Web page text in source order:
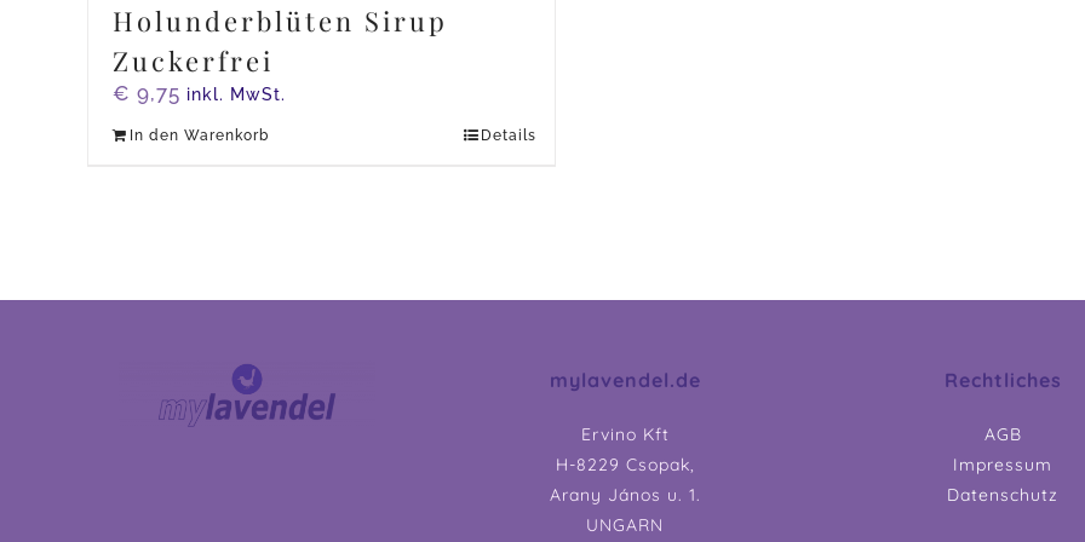
Holunderblüten Sirup
Zuckerfrei
€ 9,75 inkl. MwSt.
In den Warenkorb Details
mylavendel.de
Ervino Kft
H-8229 Csopak,
Arany János u. 1.
UNGARN
Rechtliches
AGB
Impressum
Datenschutz